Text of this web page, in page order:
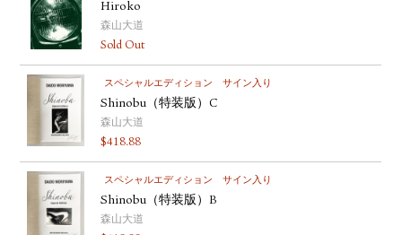
Hiroko
森山大道
Sold Out
スペシャルエディション サイン入り
Shinobu（特装版）C
森山大道
$418.88
スペシャルエディション サイン入り
Shinobu（特装版）B
森山大道